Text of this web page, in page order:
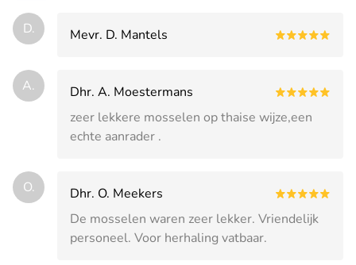
D. Mevr. D. Mantels
A.
Dhr. A. Moestermans
zeer lekkere mosselen op thaise wijze,een
echte aanrader .
O.
Dhr. O. Meekers
De mosselen waren zeer lekker. Vriendelijk
personeel. Voor herhaling vatbaar.